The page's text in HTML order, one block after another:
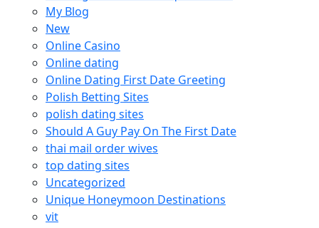
My Blog
New
Online Casino
Online dating
Online Dating First Date Greeting
Polish Betting Sites
polish dating sites
Should A Guy Pay On The First Date
thai mail order wives
top dating sites
Uncategorized
Unique Honeymoon Destinations
vit